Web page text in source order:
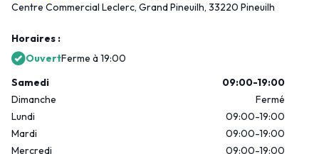
Centre Commercial Leclerc, Grand Pineuilh, 33220 Pineuilh
Horaires :
OuvertFerme à 19:00
Samedi
09:00-19:00
Dimanche
Fermé
Lundi
09:00-19:00
Mardi
09:00-19:00
Mercredi
09:00-19:00